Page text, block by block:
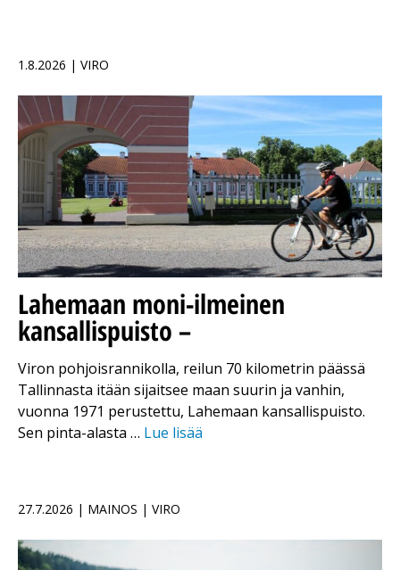
1.8.2026 | VIRO
Lahemaan moni-ilmeinen
kansallispuisto –
Viron pohjoisrannikolla, reilun 70 kilometrin päässä
Tallinnasta itään sijaitsee maan suurin ja vanhin,
vuonna 1971 perustettu, Lahemaan kansallispuisto.
Sen pinta-alasta … Lue lisää
27.7.2026 | MAINOS | VIRO